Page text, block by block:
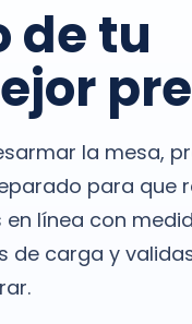
de tu
la mesa,
para que
en línea con
de carga y